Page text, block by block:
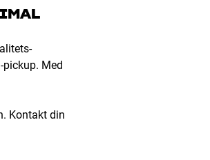
pickup. Med
Kontakt din